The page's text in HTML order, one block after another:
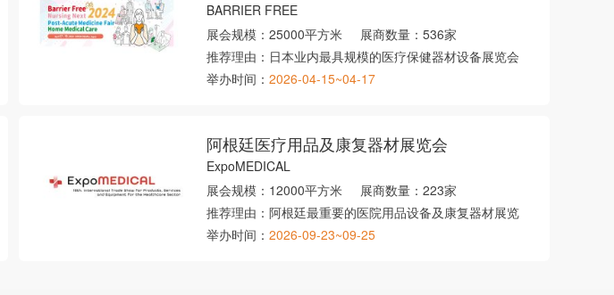
BARRIER FREE
展会规模： 25000平方米 展商数量： 536家
推荐理由： 日本业内最具规模的医疗保健器材设备展览会
举办时间： 2026-04-15~04-17
阿根廷医疗用品及康复器材展览会
ExpoMEDICAL
展会规模： 12000平方米 展商数量： 223家
推荐理由： 阿根廷最重要的医院用品设备及康复器材展览
举办时间： 2026-09-23~09-25